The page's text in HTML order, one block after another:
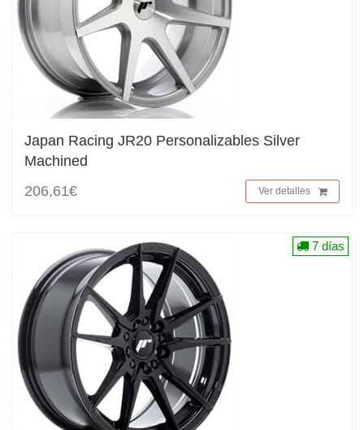
Japan Racing JR20 Personalizables Silver
Machined
206,61€
Ver detalles
7 días